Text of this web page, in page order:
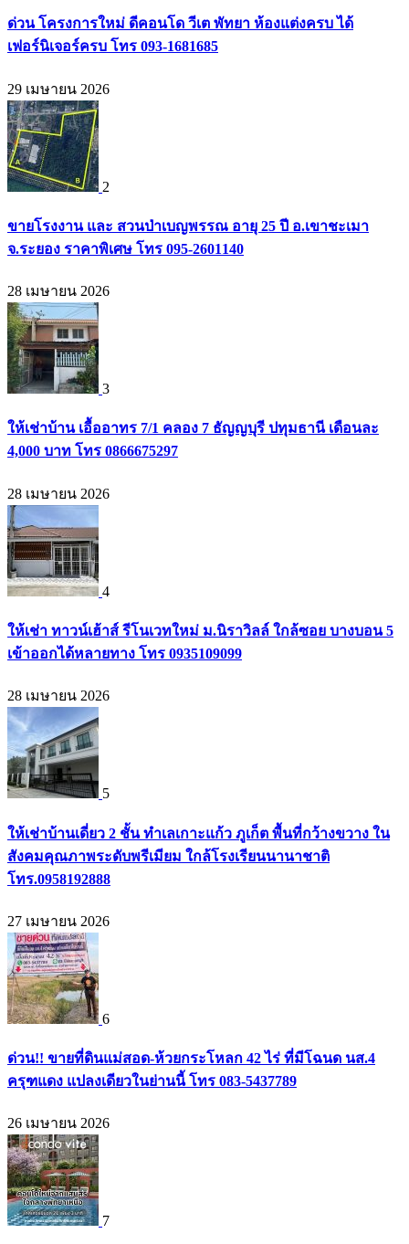
ด่วน โครงการใหม่ ดีคอนโด วีเต พัทยา ห้องแต่งครบ ได้
เฟอร์นิเจอร์ครบ โทร 093-1681685
29 เมษายน 2026
2
ขายโรงงาน และ สวนป่าเบญพรรณ อายุ 25 ปี อ.เขาชะเมา
จ.ระยอง ราคาพิเศษ โทร 095-2601140
28 เมษายน 2026
3
ให้เช่าบ้าน เอื้ออาทร 7/1 คลอง 7 ธัญญบุรี ปทุมธานี เดือนละ
4,000 บาท โทร 0866675297
28 เมษายน 2026
4
ให้เช่า ทาวน์เฮ้าส์ รีโนเวทใหม่ ม.นิราวิลล์ ใกล้ซอย บางบอน 5
เข้าออกได้หลายทาง โทร 0935109099
28 เมษายน 2026
5
ให้เช่าบ้านเดี่ยว 2 ชั้น ทำเลเกาะแก้ว ภูเก็ต พื้นที่กว้างขวาง ใน
สังคมคุณภาพระดับพรีเมียม ใกล้โรงเรียนนานาชาติ
โทร.0958192888
27 เมษายน 2026
6
ด่วน!! ขายที่ดินแม่สอด-ห้วยกระโหลก 42 ไร่ ที่มีโฉนด นส.4
ครุฑแดง แปลงเดียวในย่านนี้ โทร 083-5437789
26 เมษายน 2026
7